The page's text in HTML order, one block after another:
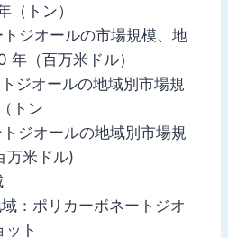
トン）
ジオールの市場規模、地
（百万米ドル）
ジオールの地域別市場規
トン
ジオールの地域別市場規
万米ドル)
：ポリカーボネートジオ
ット